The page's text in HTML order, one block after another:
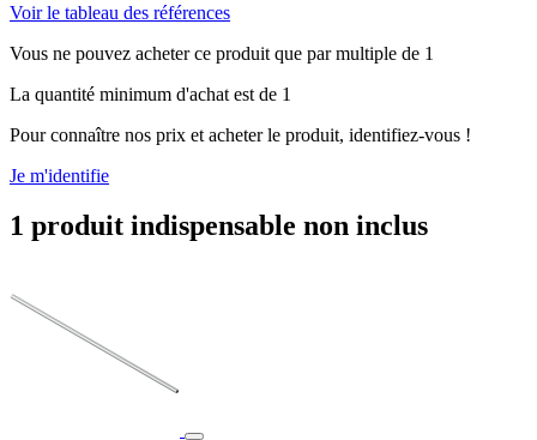
Voir le tableau des références
Vous ne pouvez acheter ce produit que par multiple de 1
La quantité minimum d'achat est de 1
Pour connaître nos prix et acheter le produit, identifiez-vous !
Je m'identifie
1 produit indispensable non inclus